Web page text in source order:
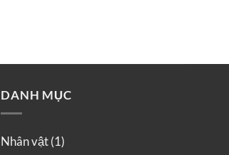
DANH MỤC
Nhân vật(1)